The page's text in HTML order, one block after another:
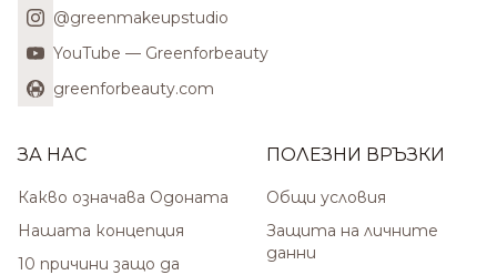
@greenmakeupstudio
YouTube — Greenforbeauty
greenforbeauty.com
ЗА НАС
Какво означава Одоната
Нашата концепция
10 причини защо да
ПОЛЕЗНИ ВРЪЗКИ
Общи условия
Защита на личните
данни